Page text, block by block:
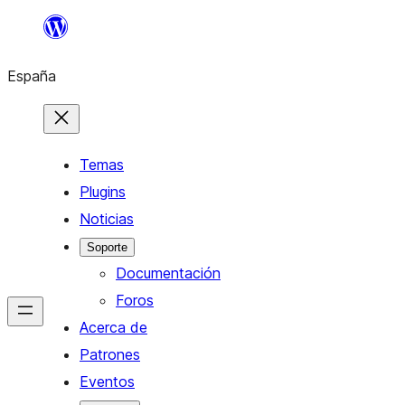
Saltar
contenido
España
Temas
Plugins
Noticias
Soporte
Documentación
Foros
Acerca de
Patrones
Eventos